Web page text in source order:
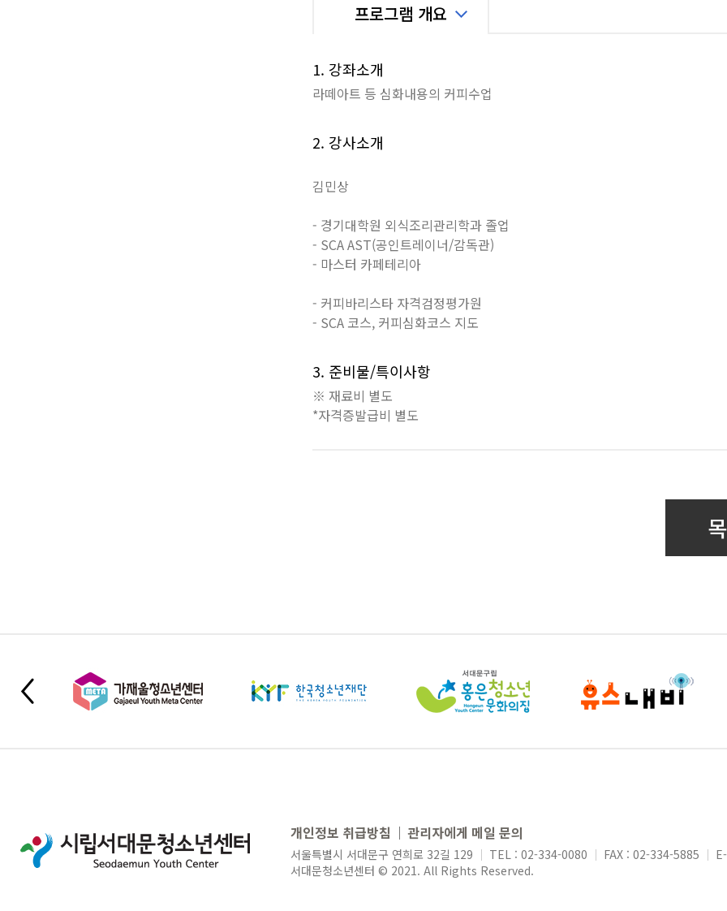
프로그램 개요
1. 강좌소개
라떼아트 등 심화내용의 커피수업
2. 강사소개
김민상
- 경기대학원 외식조리관리학과 졸업
- SCA AST(공인트레이너/감독관)
- 마스터 카페테리아
- 커피바리스타 자격검정평가원
- SCA 코스, 커피심화코스 지도
3. 준비물/특이사항
※ 재료비 별도
*자격증발급비 별도
개인정보 취급방침 관리자에게 메일 문의
서울특별시 서대문구 연희로 32길 129 TEL : 02-334-0080 FAX : 02-334-5885
서대문청소년센터 © 2021. All Rights Reserved.